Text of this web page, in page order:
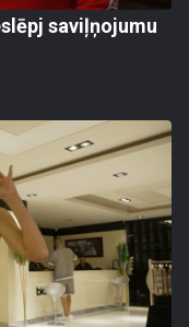
saviļņojumu